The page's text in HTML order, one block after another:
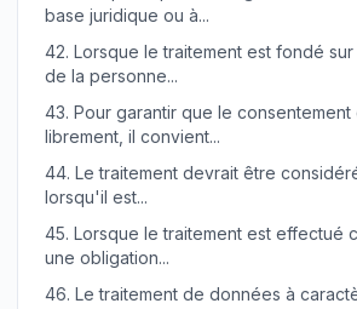
base juridique ou à...
42. Lorsque le traitement est fondé
de la personne...
43. Pour garantir que le consentement
librement, il convient...
44. Le traitement devrait être
lorsqu'il est...
45. Lorsque le traitement est effectué
une obligation...
46. Le traitement de données à